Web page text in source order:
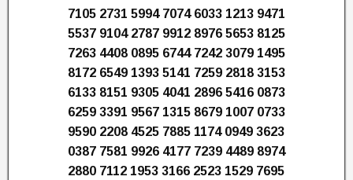
7105 2731 5994 7074 6033 1213 9471
5537 9104 2787 9912 8976 5653 8125
7263 4408 0895 6744 7242 3079 1495
8172 6549 1393 5141 7259 2818 3153
6133 8151 9305 4041 2896 5416 0873
6259 3391 9567 1315 8679 1007 0733
9590 2208 4525 7885 1174 0949 3623
0387 7581 9926 4177 7239 4489 8974
2880 7112 1953 3166 2523 1529 7695